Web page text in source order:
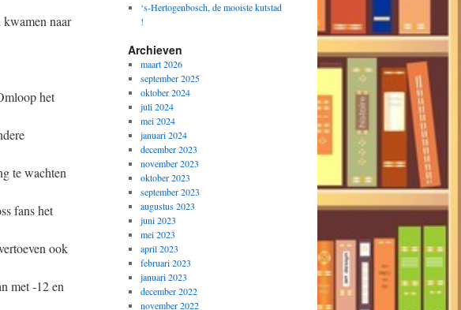
kwamen naar
het
te wachten
fans het
ook
met -12 en
‘s-Hertogenbosch, de mooiste kutstad
!
Archieven
maart 2026
september 2025
oktober 2024
juli 2024
mei 2024
januari 2024
december 2023
november 2023
oktober 2023
september 2023
augustus 2023
juni 2023
mei 2023
april 2023
februari 2023
januari 2023
december 2022
november 2022